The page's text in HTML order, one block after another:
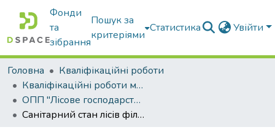
Фонди
та
зібрання
Пошук за
критеріями
Статистика Увійти
Головна
Кваліфікаційні роботи
Кваліфікаційні роботи магістрів
ОПП "Лісове господарство"
Санітарний стан лісів філії «Кременецьке лісове господарство» ДП «Ліси України»